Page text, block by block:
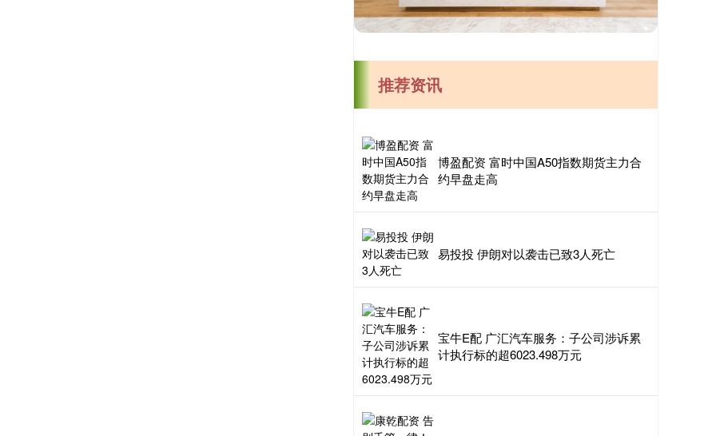
推荐资讯
博盈配资 富时中国A50指数期货主力合
约早盘走高
易投投 伊朗对以袭击已致3人死亡
宝牛E配 广汇汽车服务：子公司涉诉累
计执行标的超6023.498万元